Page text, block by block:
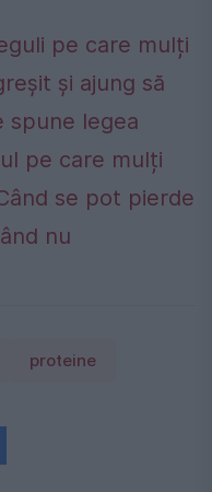
pe care mulți
și ajung să
spune legea
pe care mulți
se pot pierde
nu
proteine